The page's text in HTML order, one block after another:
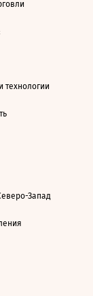
технологии
Запад